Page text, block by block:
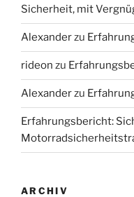
Sicherheit, mit
Alexanderzu
rideon zu
Alexanderzu
Erfahrungsbericht:
ARCHIV